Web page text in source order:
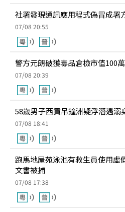
社署發現通訊應用程式偽冒成署
07/08 20:55
警方元朗破獲毒品倉檢市值100
07/08 20:39
58歲男子西貢吊鐘洲疑浮潛遇溺
07/08 18:41
跑馬地屋苑泳池有救生員使用虛
文書被捕
07/08 17:38